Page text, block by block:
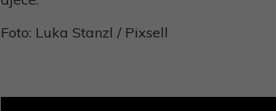
Foto: Luka Stanzl / Pixsell